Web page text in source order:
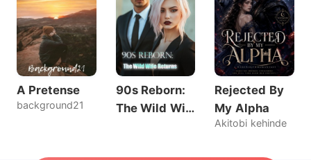
A Pretense
background21
90s Reborn:
The Wild Wif
Rejected By
My Alpha
Akitobi kehinde